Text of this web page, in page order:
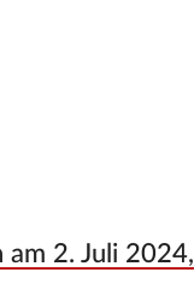
am 2. Juli 2024,